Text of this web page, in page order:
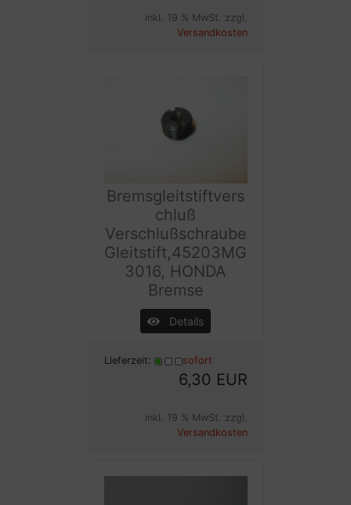
inkl. 19 % MwSt. zzgl.
Versandkosten
Bremsgleitstiftvers
chluß
Verschlußschraube
Gleitstift,45203MG
3016, HONDA
Bremse
Details
Lieferzeit: sofort
6,30 EUR
inkl. 19 % MwSt. zzgl.
Versandkosten